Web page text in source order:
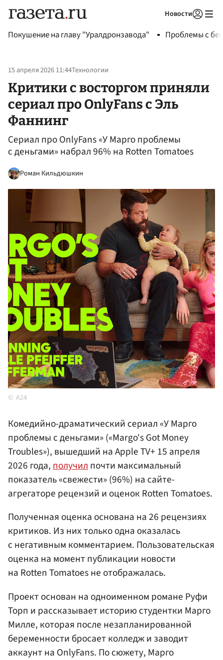
Новости
Покушение на главу "Уралдронзавода" Проблемы с
15 апреля 2026 11:44Технологии
Критики с восторгом приняли
сериал про OnlyFans с Эль
Фаннинг
Сериал про OnlyFans «У Марго проблемы
с деньгами» набрал 96% на Rotten Tomatoes
Роман Кильдюшкин
A24
Комедийно-драматический сериал «У Марго
проблемы с деньгами» («Margo's Got Money
Troubles»), вышедший на Apple TV+ 15 апреля
2026 года,получилпочти максимальный
показатель «свежести» (96%) на сайте-
агрегаторе рецензий и оценок Rotten Tomatoes.
Полученная оценка основана на 26 рецензиях
критиков. Из них только одна оказалась
с негативным комментарием. Пользовательская
оценка на момент публикации новости
на Rotten Tomatoes не отображалась.
Проект основан на одноименном романе Руфи
Торп и рассказывает историю студентки Марго
Милле, которая после незапланированной
беременности бросает колледж и заводит
аккаунт на OnlyFans. По сюжету, Марго